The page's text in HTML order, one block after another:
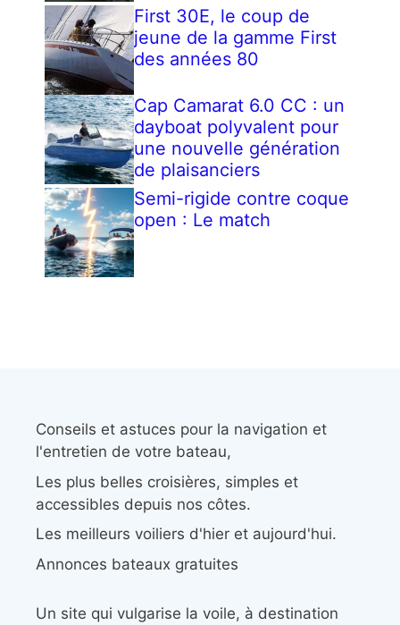
First 30E, le coup de
jeune de la gamme First
des années 80
Cap Camarat 6.0 CC : un
dayboat polyvalent pour
une nouvelle génération
de plaisanciers
Semi-rigide contre coque
open : Le match
Conseils et astuces pour la navigation et
l'entretien de votre bateau,
Les plus belles croisières, simples et
accessibles depuis nos côtes.
Les meilleurs voiliers d'hier et aujourd'hui.
Annonces bateaux gratuites
Un site qui vulgarise la voile, à destination